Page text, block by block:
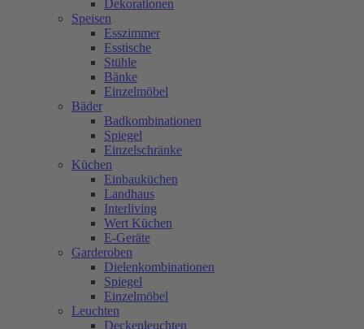
Dekorationen
Speisen
Esszimmer
Esstische
Stühle
Bänke
Einzelmöbel
Bäder
Badkombinationen
Spiegel
Einzelschränke
Küchen
Einbauküchen
Landhaus
Interliving
Wert Küchen
E-Geräte
Garderoben
Dielenkombinationen
Spiegel
Einzelmöbel
Leuchten
Deckenleuchten